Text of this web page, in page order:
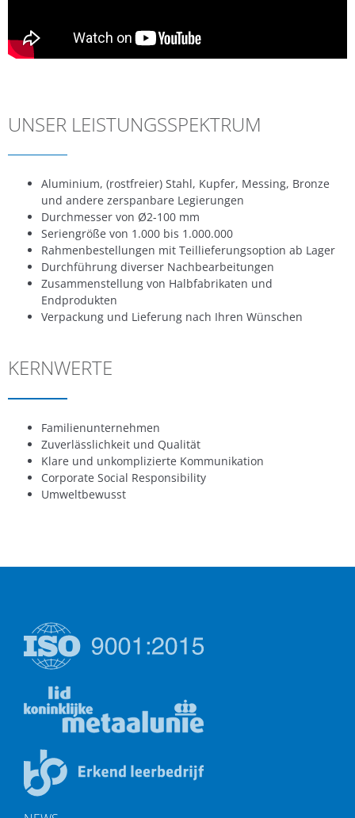
UNSER LEISTUNGSSPEKTRUM
Aluminium, (rostfreier) Stahl, Kupfer, Messing, Bronze
und andere zerspanbare Legierungen
Durchmesser von Ø2-100 mm
Seriengröße von 1.000 bis 1.000.000
Rahmenbestellungen mit Teillieferungsoption ab Lager
Durchführung diverser Nachbearbeitungen
Zusammenstellung von Halbfabrikaten und
Endprodukten
Verpackung und Lieferung nach Ihren Wünschen
KERNWERTE
Familienunternehmen
Zuverlässlichkeit und Qualität
Klare und unkomplizierte Kommunikation
Corporate Social Responsibility
Umweltbewusst